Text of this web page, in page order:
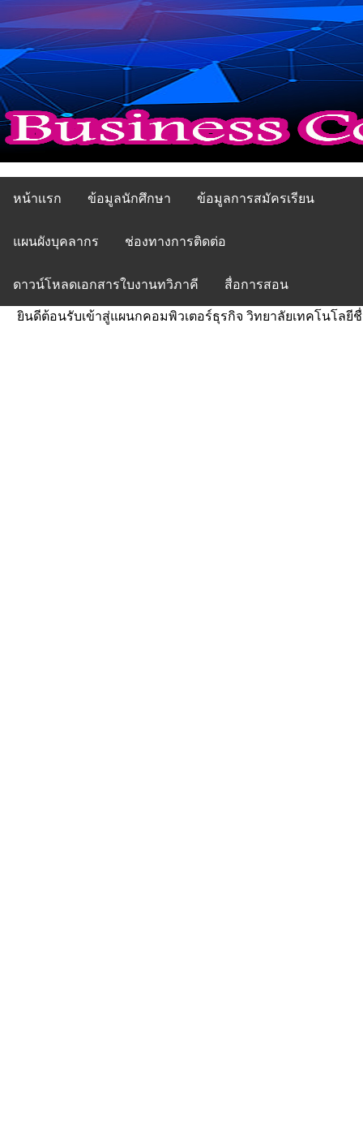
หน้าเเรก ข้อมูลนักศึกษา ข้อมูลการสมัครเรียน
แผนผังบุคลากร ช่องทางการติดต่อ
ดาวน์โหลดเอกสารใบงานทวิภาคี สื่อการสอน
นดีต้อนรับเข้าสู่แผนกคอมพิวเตอร์ธุรกิจ วิทยาลัยเทคโนโลยีชื่นช